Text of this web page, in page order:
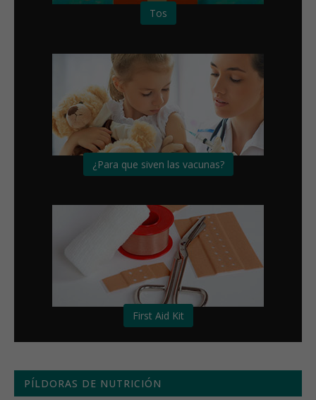
Tos
¿Para que siven las vacunas?
First Aid Kit
PÍLDORAS DE NUTRICIÓN